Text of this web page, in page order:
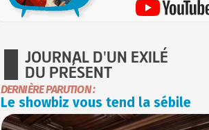
JOURNAL D'UN EXILÉ
DU PRÉSENT
DERNIÈRE PARUTION :
Le showbiz vous tend la sébile